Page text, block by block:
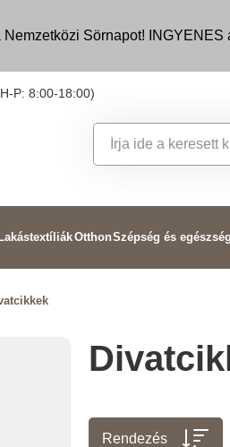
Sörnapot!
P: 8:00-18:00)
LakástextíliákOtthonSzépség és egészség
Rendezés